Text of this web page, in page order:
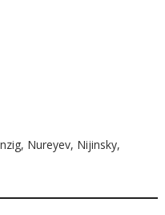
Nureyev, Nijinsky,